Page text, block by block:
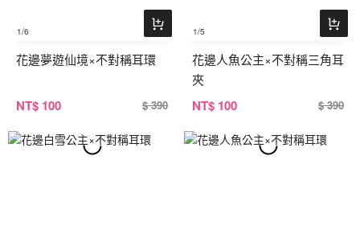
1/6
花邊夢遊仙境×不對稱耳環
NT$ 100 $ 390
1/5
花邊人魚公主×不對稱三角耳
夾
NT$ 100 $ 390